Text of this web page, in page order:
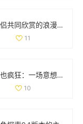
适合情侣共同欣赏的浪漫电影推荐列表，增进感情的最佳选择
11
《尼姑也疯狂：一场意想不到的幽默与智慧的碰撞》
10